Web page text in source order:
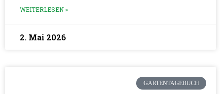
WEITERLESEN »
2. Mai 2026
GARTENTAGEBUCH